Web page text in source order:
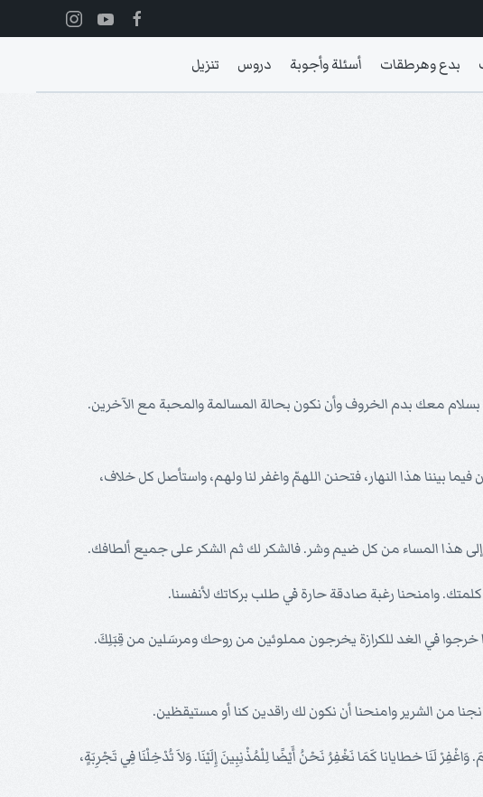
بدع وهرطقات أسئلة وأجوبة دروس تنزيل
معك بدم الخروف وأن نكون بحالة المسالمة والمحبة مع الآخرين.
بيننا هذا النهار، فتحنن اللهمّ واغفر لنا ولهم، واستأصل كل خلاف،
إلى هذا المساء من كل ضيم وشر. فالشكر لك ثم الشكر على جميع ألطافك.
وامنحنا رغبة صادقة حارة في طلب بركاتك لأنفسنا.
في الغد للكرازة يخرجون مملوئين من روحك ومرسَلين من قِبَلِكَ.
من الشرير وامنحنا أن نكون لك راقدين كنا أو مستيقظين.
لَنَا خطايانا كَمَا نَغْفِرُ نَحْنُ أَيْضًا لِلْمُذْنِبِينَ إِلَيْنَا. وَلاَ تُدْخِلْنَا فِي تَجْرِبَةٍ،